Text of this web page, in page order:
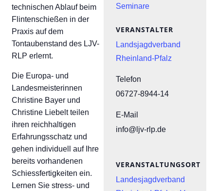
technischen Ablauf beim
Flintenschießen in der
Praxis auf dem
Tontaubenstand des LJV-
RLP erlernt.
Die Europa- und
Landesmeisterinnen
Christine Bayer und
Christine Liebelt teilen
ihren reichhaltigen
Erfahrungsschatz und
gehen individuell auf Ihre
bereits vorhandenen
Schiessfertigkeiten ein.
Lernen Sie stress- und
Seminare
VERANSTALTER
Landsjagdverband
Rheinland-Pfalz
Telefon
06727-8944-14
E-Mail
info@ljv-rlp.de
VERANSTALTUNGSORT
Landesjagdverband